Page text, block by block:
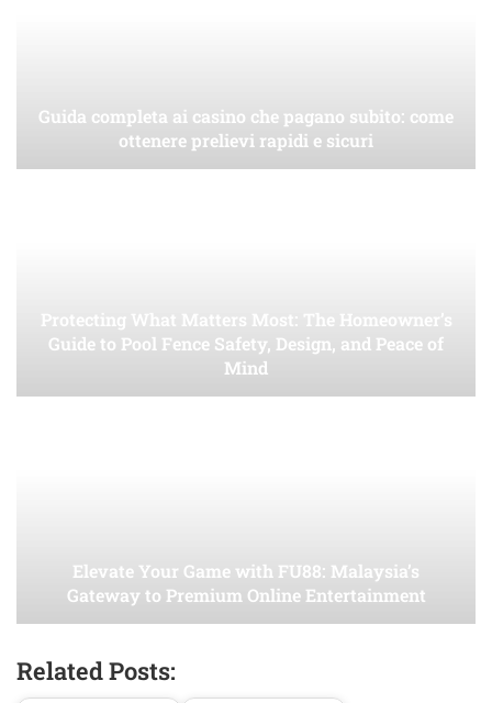
Guida completa ai casino che pagano subito: come
ottenere prelievi rapidi e sicuri
Protecting What Matters Most: The Homeowner’s
Guide to Pool Fence Safety, Design, and Peace of
Mind
Elevate Your Game with FU88: Malaysia’s
Gateway to Premium Online Entertainment
Related Posts: